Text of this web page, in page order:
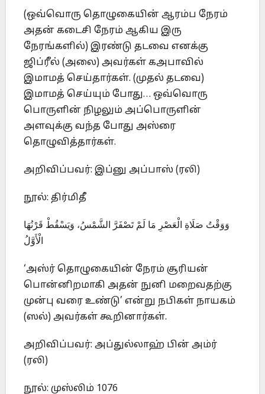
(ஒவ்வொரு தொழுகையின் ஆரம்ப நேரம்
அதன் கடைசி நேரம் ஆகிய இரு
நேரங்களில்) இரண்டு தடவை எனக்கு
ஜிப்ரீல் (அலை) அவர்கள் கஅபாவில்
இமாமத் செய்தார்கள். (முதல் தடவை)
இமாமத் செய்யும் போது… ஒவ்வொரு
பொருளின் நிழலும் அப்பொருளின்
அளவுக்கு வந்த போது அஸ்ரை
தொழுவித்தார்கள்.
அறிவிப்பவர்: இப்னு அப்பாஸ் (ரலி)
நூல்: திர்மிதீ
وَوَقْتُ صَلَاةِ الْعَصْرِ مَا لَمْ تَصْفَرَّ الشَّمْسُ، وَيَسْقُطْ قَرْنُهَا
الْأَوَّلُ
‘அஸ்ர் தொழுகையின் நேரம் சூரியன்
பொன்னிறமாகி அதன் நுனி மறைவதற்கு
முன்பு வரை உண்டு’ என்று நபிகள் நாயகம்
(ஸல்) அவர்கள் கூறினார்கள்.
அறிவிப்பவர்: அப்துல்லாஹ் பின் அம்ர்
(ரலி)
நூல்: முஸ்லிம் 1076